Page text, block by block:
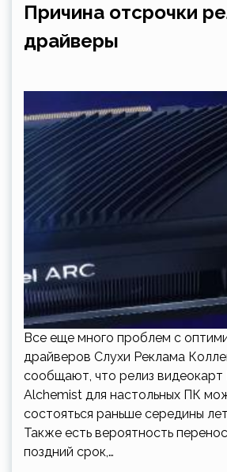
Причина отсрочки
драйверы
Все еще много проблем с
драйверов Слухи Реклама
сообщают, что релиз видеокарт
Alchemist для настольных ПК
состояться раньше середины
Также есть вероятность
поздний срок,…